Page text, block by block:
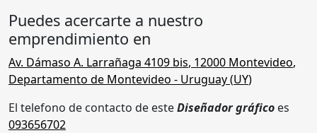
Puedes acercarte a nuestro
emprendimiento en
Av. Dámaso A. Larrañaga 4109 bis, 12000 Montevideo,
Departamento de Montevideo - Uruguay (UY)
El telefono de contacto de esteDiseñador gráfico es
093656702